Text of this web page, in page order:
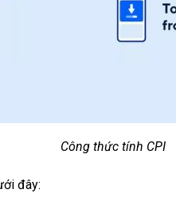
Công thức tính CPI
đây: